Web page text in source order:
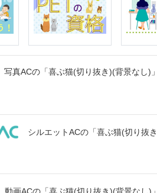
写真ACの「喜ぶ猫(切り抜き)(背景なし)
シルエットACの「喜ぶ猫(切り抜